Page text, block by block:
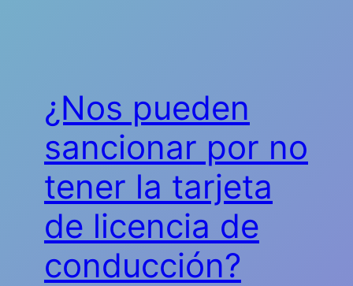
¿Nos pueden
sancionar por no
tener la tarjeta
de licencia de
conducción?